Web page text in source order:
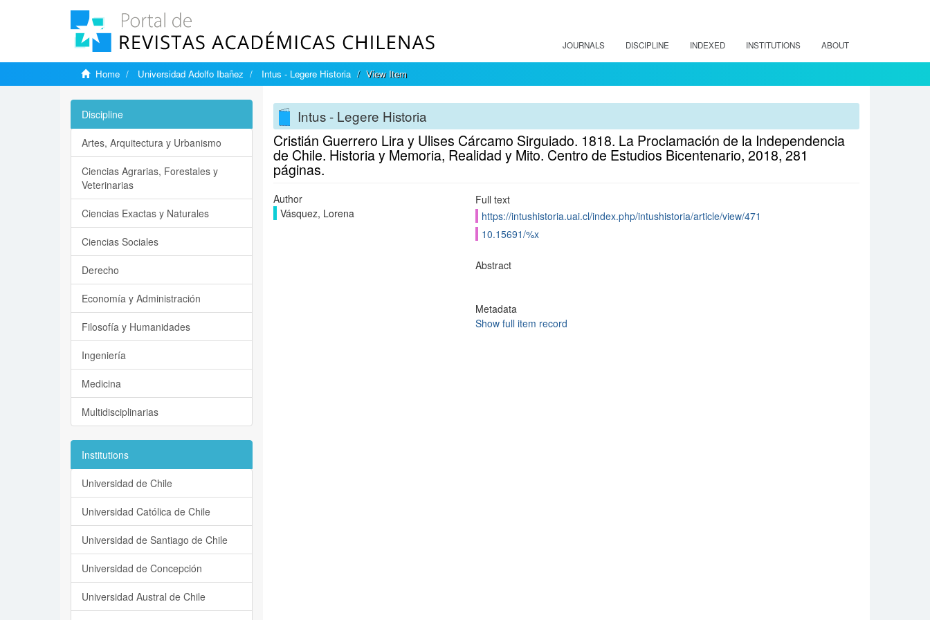
JOURNALS DISCIPLINE INDEXED INSTITUTIONS ABOUT
Home Universidad Adolfo Ibañez Intus - Legere Historia View Item
Intus - Legere Historia
Cristián Guerrero Lira y Ulises Cárcamo Sirguiado. 1818. La Proclamación de la Independencia
de Chile. Historia y Memoria, Realidad y Mito. Centro de Estudios Bicentenario, 2018, 281
páginas.
Author
Vásquez, Lorena
Full text
https://intushistoria.uai.cl/index.php/intushistoria/article/view/471
10.15691/%x
Abstract
Metadata
Show full item record
Discipline
Artes, Arquitectura y Urbanismo
Ciencias Agrarias, Forestales y
Veterinarias
Ciencias Exactas y Naturales
Ciencias Sociales
Derecho
Economía y Administración
Filosofía y Humanidades
Ingeniería
Medicina
Multidisciplinarias
Institutions
Universidad de Chile
Universidad Católica de Chile
Universidad de Santiago de Chile
Universidad de Concepción
Universidad Austral de Chile